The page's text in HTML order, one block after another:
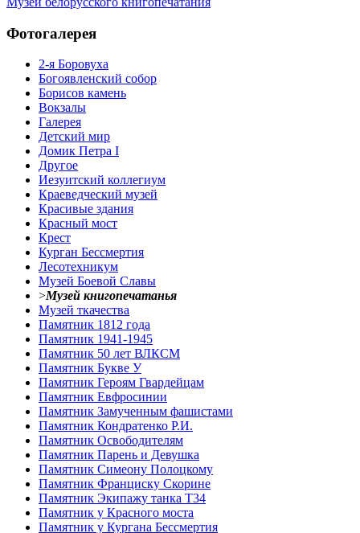
Фотогалерея
2-я Боровуха
Богоявленский собор
Борисов камень
Вокзалы
Галерея
Детский мир
Домик Петра I
Другое
Иезуитский коллегиум
Краеведческий музей
Красивые здания
Красный мост
Крест
Курган Бессмертия
Лесотехникум
Музей Боевой Славы
>Музей книгопечатанья
Музей ткачества
Памятник 1812 года
Памятник 1941-1945
Памятник 50 лет ВЛКСМ
Памятник Букве У
Памятник Героям Гвардейцам
Памятник Евфросинии
Памятник Замученным фашистами
Памятник Кондратенко Р.И.
Памятник Освободителям
Памятник Парень и Девушка
Памятник Симеону Полоцкому
Памятник Франциску Скорине
Памятник Экипажу танка Т34
Памятник у Красного моста
Памятник у Кургана Бессмертия